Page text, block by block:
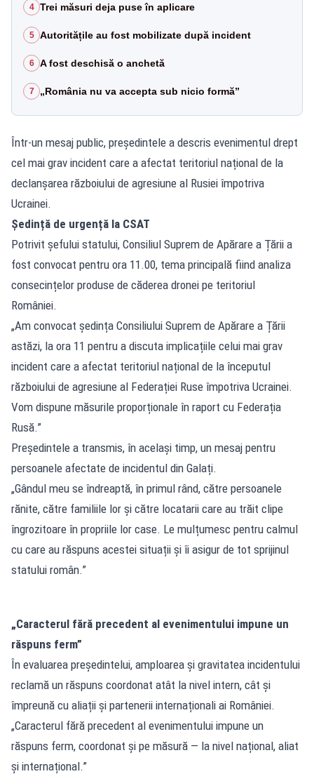
4 Trei măsuri deja puse în aplicare
5 Autoritățile au fost mobilizate după incident
6 A fost deschisă o anchetă
7 „România nu va accepta sub nicio formă”
Într-un mesaj public, președintele a descris evenimentul drept
cel mai grav incident care a afectat teritoriul național de la
declanșarea războiului de agresiune al Rusiei împotriva
Ucrainei.
Ședință de urgență la CSAT
Potrivit șefului statului, Consiliul Suprem de Apărare a Țării a
fost convocat pentru ora 11.00, tema principală fiind analiza
consecințelor produse de căderea dronei pe teritoriul
României.
„Am convocat ședința Consiliului Suprem de Apărare a Țării
astăzi, la ora 11 pentru a discuta implicațiile celui mai grav
incident care a afectat teritoriul național de la începutul
războiului de agresiune al Federației Ruse împotriva Ucrainei.
Vom dispune măsurile proporționale în raport cu Federația
Rusă.”
Președintele a transmis, în același timp, un mesaj pentru
persoanele afectate de incidentul din Galați.
„Gândul meu se îndreaptă, în primul rând, către persoanele
rănite, către familiile lor și către locatarii care au trăit clipe
îngrozitoare în propriile lor case. Le mulțumesc pentru calmul
cu care au răspuns acestei situații și îi asigur de tot sprijinul
statului român.”
„Caracterul fără precedent al evenimentului impune un
răspuns ferm”
În evaluarea președintelui, amploarea și gravitatea incidentului
reclamă un răspuns coordonat atât la nivel intern, cât și
împreună cu aliații și partenerii internaționali ai României.
„Caracterul fără precedent al evenimentului impune un
răspuns ferm, coordonat și pe măsură — la nivel național, aliat
și internațional.”